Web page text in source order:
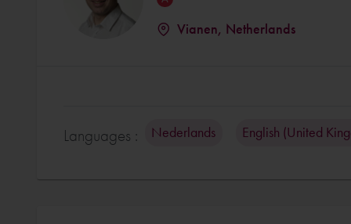
Vianen, Netherlands
Languages : Nederlands English (United